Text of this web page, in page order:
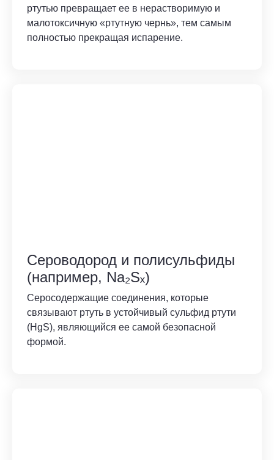
ртутью превращает ее в нерастворимую и
малотоксичную «ртутную чернь», тем самым
полностью прекращая испарение.
Сероводород и полисульфиды
(например, Na₂Sₓ)
Серосодержащие соединения, которые
связывают ртуть в устойчивый сульфид ртути
(HgS), являющийся ее самой безопасной
формой.